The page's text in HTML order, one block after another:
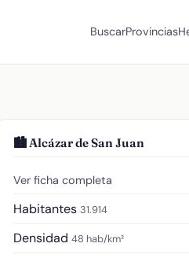
BuscarProvincias
🏙️ Alcázar de San Juan
Ver ficha completa
Habitantes 31.914
Densidad 48 hab/km²